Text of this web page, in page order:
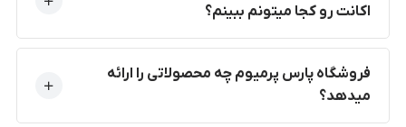
اکانت رو کجا میتونم ببینم؟
فروشگاه پارس پرمیوم چه محصولاتی را ارائه
میدهد؟